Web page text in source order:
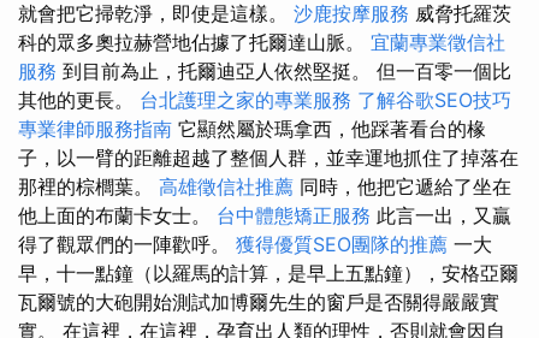
就會把它掃乾淨，即使是這樣。 沙鹿按摩服務 威脅托羅茨
科的眾多奧拉赫營地佔據了托爾達山脈。 宜蘭專業徵信社
服務 到目前為止，托爾迪亞人依然堅挺。 但一百零一個比
其他的更長。 台北護理之家的專業服務 了解谷歌SEO技巧
專業律師服務指南 它顯然屬於瑪拿西，他踩著看台的椽
子，以一臂的距離超越了整個人群，並幸運地抓住了掉落在
那裡的棕櫚葉。 高雄徵信社推薦 同時，他把它遞給了坐在
他上面的布蘭卡女士。 台中體態矯正服務 此言一出，又贏
得了觀眾們的一陣歡呼。 獲得優質SEO團隊的推薦 一大
早，十一點鐘（以羅馬的計算，是早上五點鐘），安格亞爾
瓦爾號的大砲開始測試加博爾先生的窗戶是否關得嚴嚴實
實。 在這裡，在這裡，孕育出人類的理性，否則就會因自